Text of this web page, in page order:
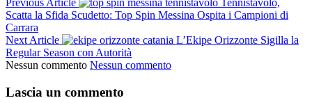
Previous Article
Tennistavolo,
Scatta la Sfida Scudetto: Top Spin Messina Ospita i Campioni di
Carrara
Next Article
L’Ekipe Orizzonte Sigilla la
Regular Season con Autorità
Nessun commento Nessun commento
Lascia un commento